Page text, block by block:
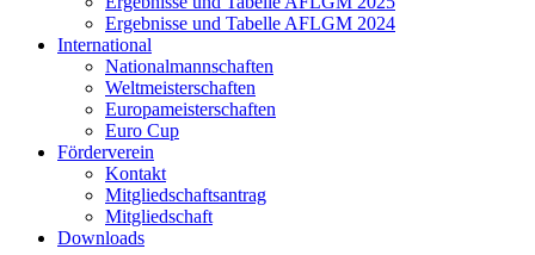
Ergebnisse und Tabelle AFLGM 2024
International
Nationalmannschaften
Weltmeisterschaften
Europameisterschaften
Euro Cup
Förderverein
Kontakt
Mitgliedschaftsantrag
Mitgliedschaft
Downloads